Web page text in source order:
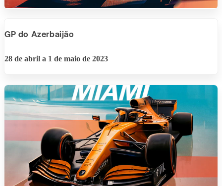
GP do Azerbaijão
28 de abril a 1 de maio de 2023